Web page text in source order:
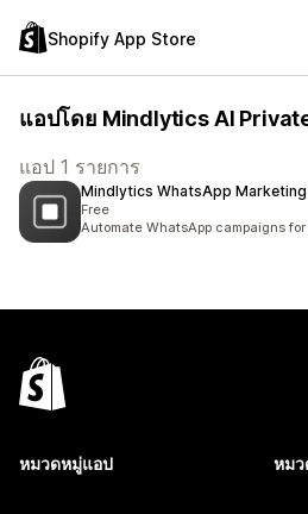
Shopify App Store
แอปโดย Mindlytics AI
แอป 1 รายการ
Mindlytics WhatsApp Marketing
Free
Automate WhatsApp campaigns
หมวดหมู่แอป หม